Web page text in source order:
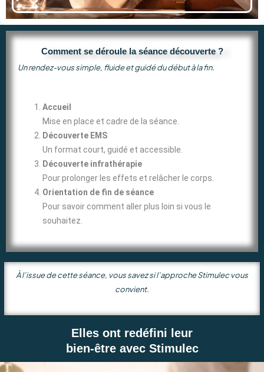
Comment se déroule la séance découverte ?
Un rendez-vous simple, fluide et guidé du début à la fin.
Accueil
Mise en place et cadre de la séance.
Découverte EMS
Un format court, guidé et accessible.
Découverte infrathérapie
Pour prolonger les effets et relâcher le corps.
Orientation de fin de séance
Pour savoir comment aller plus loin si vous le
souhaitez.
À l’issue de cette séance, vous savez si l’approche Stimulec vous
convient.
Elles ont redéfini leur
bien-être avec Stimulec